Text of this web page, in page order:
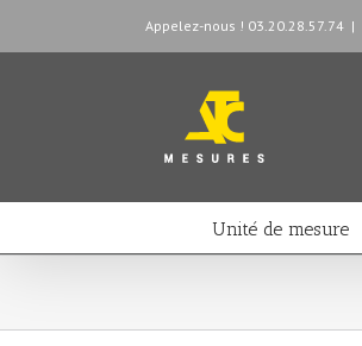
Appelez-nous ! 03.20.28.57.74 |
Unité de mesure